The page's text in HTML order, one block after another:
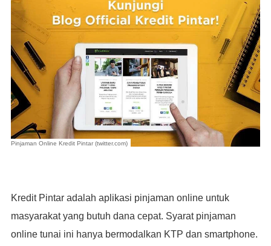
Pinjaman Online Kredit Pintar (twitter.com)
Kredit Pintar adalah aplikasi pinjaman online untuk
masyarakat yang butuh dana cepat. Syarat pinjaman
online tunai ini hanya bermodalkan KTP dan smartphone.